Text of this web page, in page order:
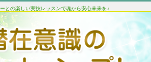
との楽しい実技レッスンで魂から安心未来を♪